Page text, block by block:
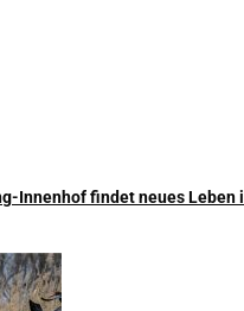
Innenhof findet neues Leben